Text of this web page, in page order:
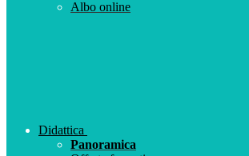
Albo online
Didattica
Panoramica